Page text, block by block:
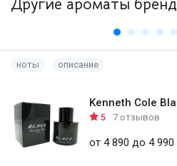
Другие ароматы
ноты описание
Kenneth Cole
5 7 отзывов
от 4 890 до 4 990